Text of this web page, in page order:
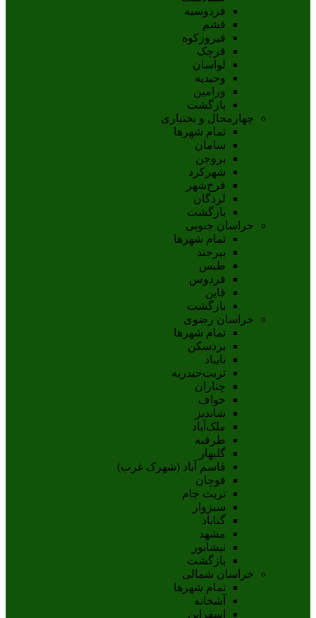
فردوسیه
فشم
فیروزکوه
قرچک
لواسان
وحیدیه
ورامین
بازگشت
چهارمحال و بختیاری
تمام شهر‌ها
سامان
بروجن
شهرکرد
فرخ‌شهر
لردگان
بازگشت
خراسان جنوبی
تمام شهر‌ها
بيرجند
طبس
فردوس
قاين
بازگشت
خراسان رضوی
تمام شهر‌ها
بردسکن
تایباد
تربت‌حیدریه
چناران
خواف
شاندیز
ملک‌آباد
طرقبه
گلبهار
قاسم آباد (شهرک غرب)
قوچان
تربت جام
سبزوار
گناباد
مشهد
نيشابور
بازگشت
خراسان شمالی
تمام شهر‌ها
آشخانه
اسفراين